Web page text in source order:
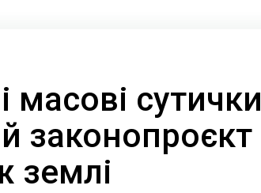
масові сутички
законопроєкт
землі